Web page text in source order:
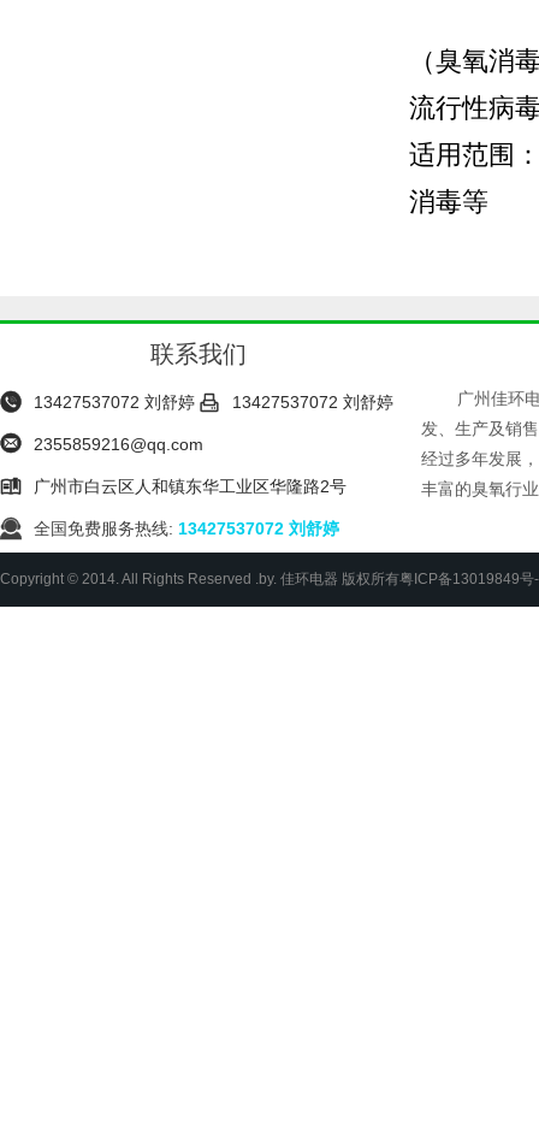
（臭氧消
流行性病
适用范围
消毒等
联系我们
 13427537072 刘舒婷  13427537072 刘舒婷
 2355859216@qq.com
 广州市白云区人和镇东华工业区华隆路2号
 全国免费服务热线: 13427537072 刘舒婷
广州佳环
发、生产及销
经过多年发展
丰富的臭氧行
Copyright © 2014. All Rights Reserved .by. 佳环电器 版权所有粤ICP备13019849号